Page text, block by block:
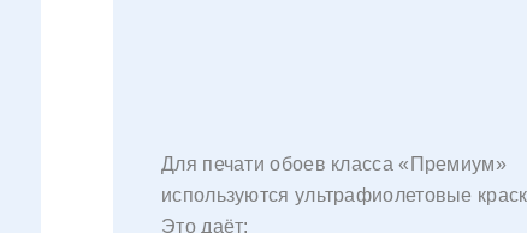
Для печати обоев класса «Премиум»
используются ультрафиолетовые
Это даёт: